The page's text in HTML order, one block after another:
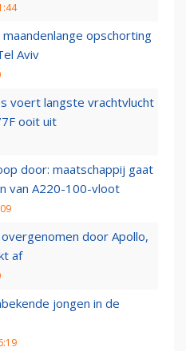
opschorting
Aviv
voert langste vrachtvlucht
ooit uit
door: maatschappij gaat
van A220-100-vloot
door Apollo,
af
jongen in de